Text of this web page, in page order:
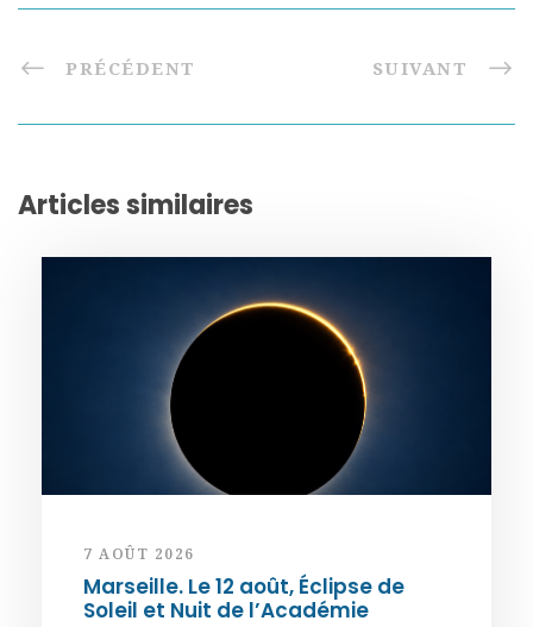
PRÉCÉDENT SUIVANT
Articles similaires
7 AOÛT 2026
Marseille. Le 12 août, Éclipse de
Soleil et Nuit de l’Académie